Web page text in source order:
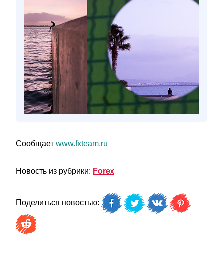
Сообщает www.fxteam.ru
Новость из рубрики: Forex
Поделиться новостью: